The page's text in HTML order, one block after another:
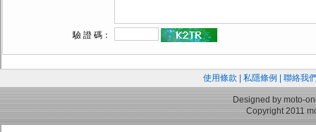
驗 證 碼：
使用條款 私隱條例 聯絡我
Designed by moto-
Copyright 2011